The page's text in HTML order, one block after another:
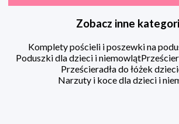
Zobacz inne
Komplety pościeli i poszewki na
Poduszki dla dzieci i niemowląt
Prześcieradła do łóżek
Narzuty i koce dla dzieci i